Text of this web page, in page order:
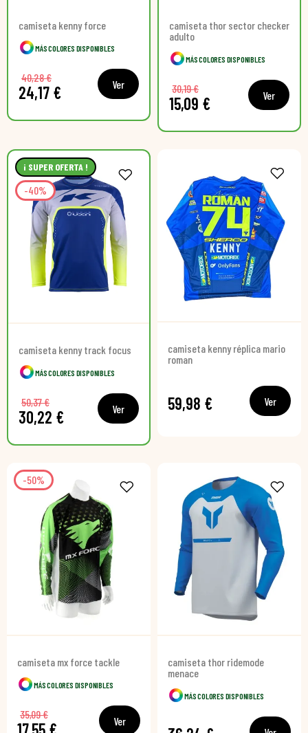
camiseta kenny force
MÁS COLORES DISPONIBLES
24,17 €
40,28 € Ver
camiseta thor sector checker
adulto
MÁS COLORES DISPONIBLES
15,09 €
30,19 € Ver
¡ SUPER OFERTA !
-40%
camiseta kenny track focus
MÁS COLORES DISPONIBLES
30,22 €
50,37 € Ver
camiseta kenny réplica mario
roman
59,98 € Ver
-50%
camiseta mx force tackle
MÁS COLORES DISPONIBLES
35,09 € Ver
camiseta thor ridemode
menace
MÁS COLORES DISPONIBLES